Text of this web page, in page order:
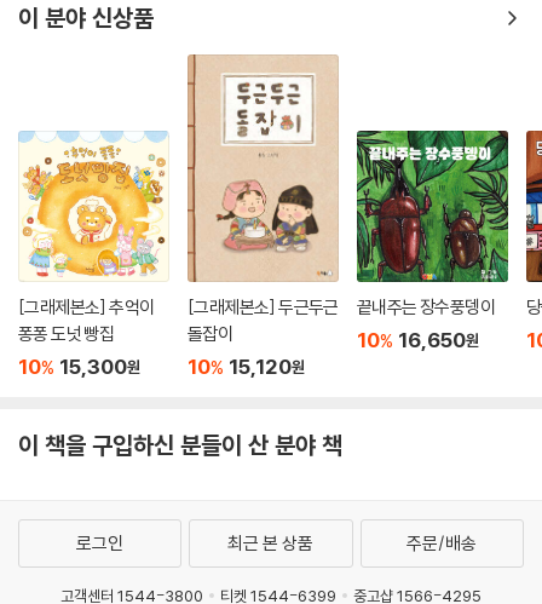
이 분야 신상품
[그래제본소] 추억이
퐁퐁 도넛 빵집
10% 15,300원
[그래제본소] 두근두근
돌잡이
10% 15,120원
끝내주는 장수풍뎅이
10% 16,650원
이 책을 구입하신 분들이 산 분야 책
로그인 최근 본 상품 주문/배송
고객센터 1544-3800 티켓 1544-6399 중고샵 1566-4295